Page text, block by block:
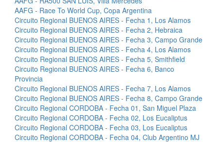
AAFG - Race To World Cup, Copa Argentina
Circuito Regional BUENOS AIRES - Fecha 1, Los Alamos
Circuito Regional BUENOS AIRES - Fecha 2, Hebraica
Circuito Regional BUENOS AIRES - Fecha 3, Campo Grande
Circuito Regional BUENOS AIRES - Fecha 4, Los Alamos
Circuito Regional BUENOS AIRES - Fecha 5, Smithfield
Circuito Regional BUENOS AIRES - Fecha 6, Banco
Provincia
Circuito Regional BUENOS AIRES - Fecha 7, Los Alamos
Circuito Regional BUENOS AIRES - Fecha 8, Campo Grande
Circuito Regional CORDOBA - Fecha 01, San Miguel Plaza
Circuito Regional CORDOBA - Fecha 02, Los Eucaliptus
Circuito Regional CORDOBA - Fecha 03, Los Eucaliptus
Circuito Regional CORDOBA - Fecha 04, Club Argentino MJ